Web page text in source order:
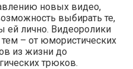
новых видео,
выбирать те,
ей лично. Видеоролики
– от юмористических
из жизни до
трюков.